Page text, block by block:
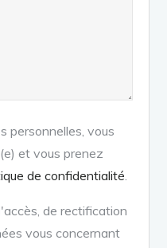
personnelles, vous
et vous prenez
de confidentialité
de rectification
vous concernant